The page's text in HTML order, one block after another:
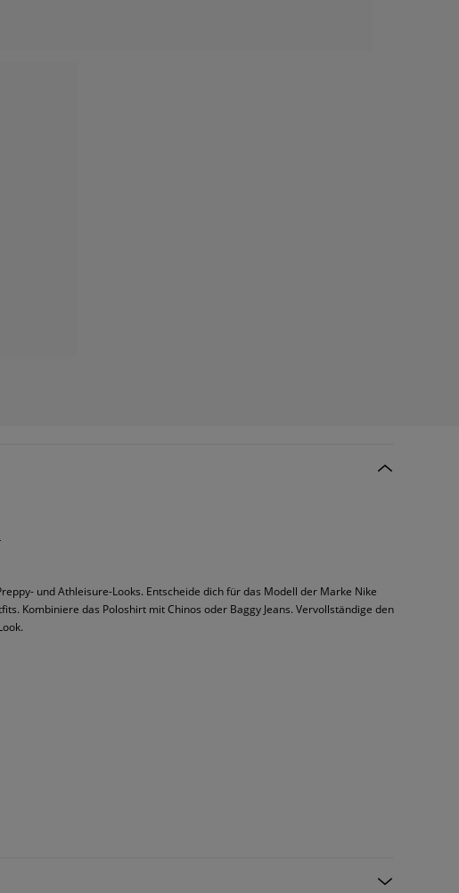
und Athleisure-Looks. Entscheide dich für das Modell der Marke Nike
Kombiniere das Poloshirt mit Chinos oder Baggy Jeans. Vervollständige den